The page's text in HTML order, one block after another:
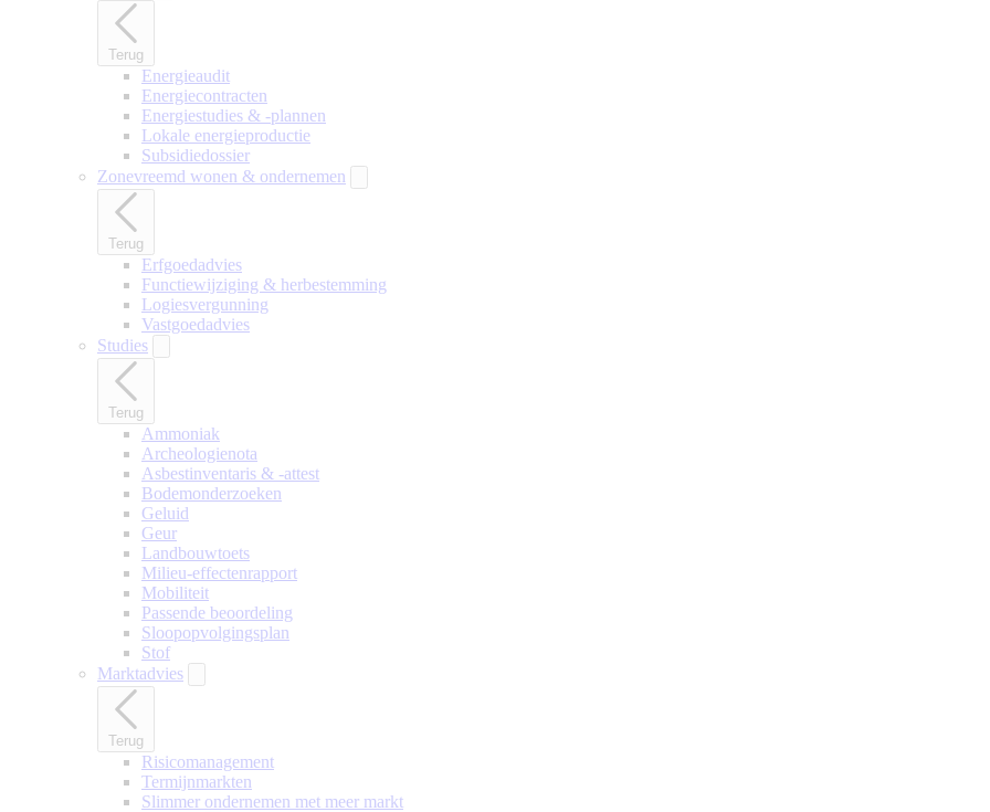
Terug
Energieaudit
Energiecontracten
Energiestudies & -plannen
Lokale energieproductie
Subsidiedossier
Zonevreemd wonen & ondernemen
Terug
Erfgoedadvies
Functiewijziging & herbestemming
Logiesvergunning
Vastgoedadvies
Studies
Terug
Ammoniak
Archeologienota
Asbestinventaris & -attest
Bodemonderzoeken
Geluid
Geur
Landbouwtoets
Milieu-effectenrapport
Mobiliteit
Passende beoordeling
Sloopopvolgingsplan
Stof
Marktadvies
Terug
Risicomanagement
Termijnmarkten
Slimmer ondernemen met meer markt